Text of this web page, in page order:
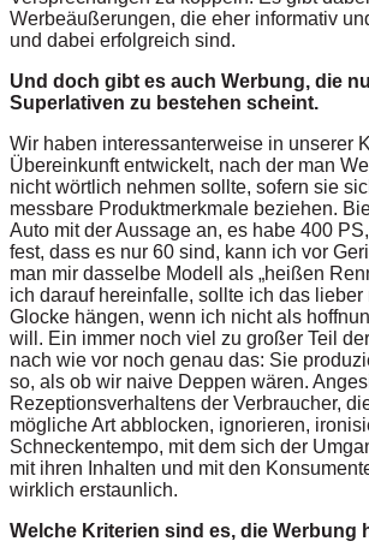
Werbeäußerungen, die eher informativ
und dabei erfolgreich sind.
Und doch gibt es auch Werbung, die
Superlativen zu bestehen scheint.
Wir haben interessanterweise in unserer
Übereinkunft entwickelt, nach der man
nicht wörtlich nehmen sollte, sofern sie
messbare Produktmerkmale beziehen.
Auto mit der Aussage an, es habe 400
fest, dass es nur 60 sind, kann ich vor
man mir dasselbe Modell als „heißen
ich darauf hereinfalle, sollte ich das
Glocke hängen, wenn ich nicht als
will. Ein immer noch viel zu großer Teil
nach wie vor noch genau das: Sie
so, als ob wir naive Deppen wären.
Rezeptionsverhaltens der Verbraucher,
mögliche Art abblocken, ignorieren,
Schneckentempo, mit dem sich der
mit ihren Inhalten und mit den
wirklich erstaunlich.
Welche Kriterien sind es, die Werbung